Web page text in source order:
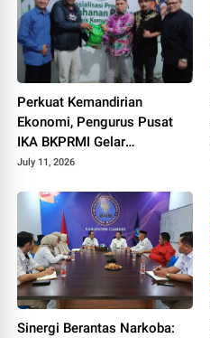
Perkuat Kemandirian
Ekonomi, Pengurus Pusat
IKA BKPRMI Gelar
Sosialisasi Ketahanan
July 11, 2026
Sinergi Berantas Narkoba: